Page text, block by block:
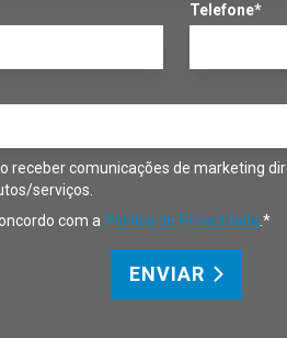
Telefone*
receber comunicações de marketing
serviços.
com a Política de Privacidade .*
ENVIAR